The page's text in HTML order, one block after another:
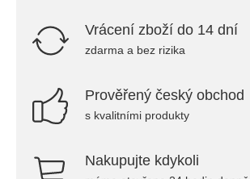
Vrácení zboží do 14 dní
zdarma a bez rizika
Prověřený český obchod
s kvalitními produkty
Nakupujte kdykoli